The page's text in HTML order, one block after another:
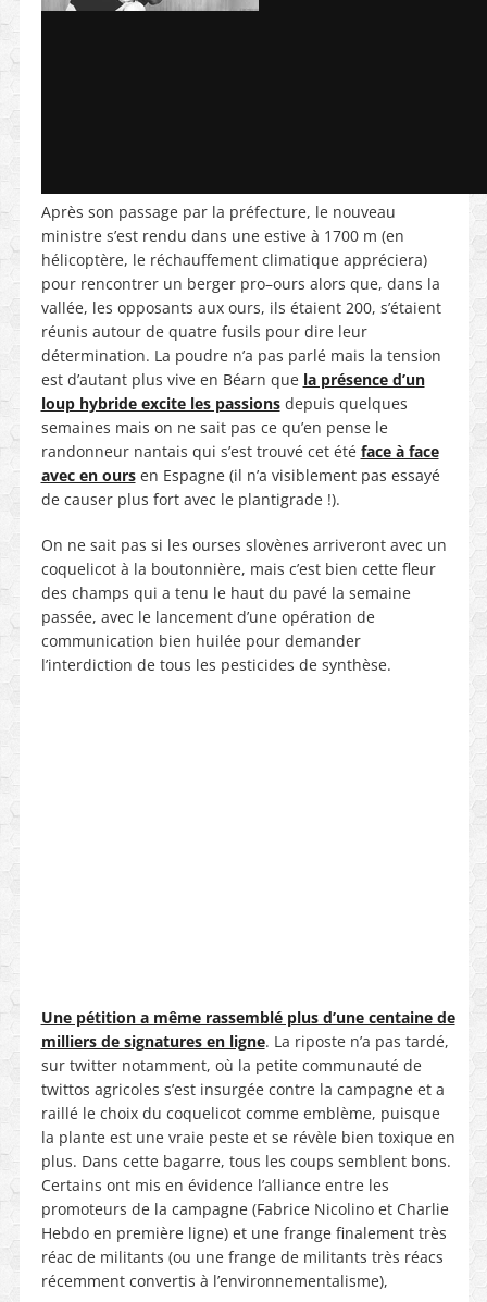
Après son passage par la préfecture, le nouveau
ministre s’est rendu dans une estive à 1700 m (en
hélicoptère, le réchauffement climatique appréciera)
pour rencontrer un berger pro–ours alors que, dans la
vallée, les opposants aux ours, ils étaient 200, s’étaient
réunis autour de quatre fusils pour dire leur
détermination. La poudre n’a pas parlé mais la tension
est d’autant plus vive en Béarn que la présence d’un
loup hybride excite les passionsdepuis quelques
semaines mais on ne sait pas ce qu’en pense le
randonneur nantais qui s’est trouvé cet été face à face
avec en oursen Espagne (il n’a visiblement pas essayé
de causer plus fort avec le plantigrade !).
On ne sait pas si les ourses slovènes arriveront avec un
coquelicot à la boutonnière, mais c’est bien cette fleur
des champs qui a tenu le haut du pavé la semaine
passée, avec le lancement d’une opération de
communication bien huilée pour demander
l’interdiction de tous les pesticides de synthèse.
Une pétition a même rassemblé plus d’une centaine de
milliers de signatures en ligne. La riposte n’a pas tardé,
sur twitter notamment, où la petite communauté de
twittos agricoles s’est insurgéecontre la campagne et a
raillé le choix du coquelicot comme emblème, puisque
la plante est une vraie peste et se révèle bien toxique en
plus. Dans cette bagarre, tous les coups semblent bons.
Certains ont mis en évidence l’alliance entre les
promoteurs de la campagne (Fabrice Nicolino et Charlie
Hebdo en première ligne) et une frange finalement très
réac de militants (ou une frange de militants très réacs
récemment convertis à l’environnementalisme),